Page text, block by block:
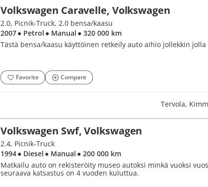
Volkswagen Caravelle, Volkswagen
2.0, Picnik-Truck, 2.0 bensa/kaasu
2007● Petrol ● Manual ● 320 000 km
Tästä bensa/kaasu käyttöinen retkeily auto aihio jollekkin
Favorite Compare
Tervola,
Volkswagen Swf, Volkswagen
2.4, Picnik-Truck
1994● Diesel ● Manual ● 200 000 km
Matkailu auto on rekisteröity museo autoksi minkä vuoksi
seuraava katsastus on 4 vuoden kuluttua.